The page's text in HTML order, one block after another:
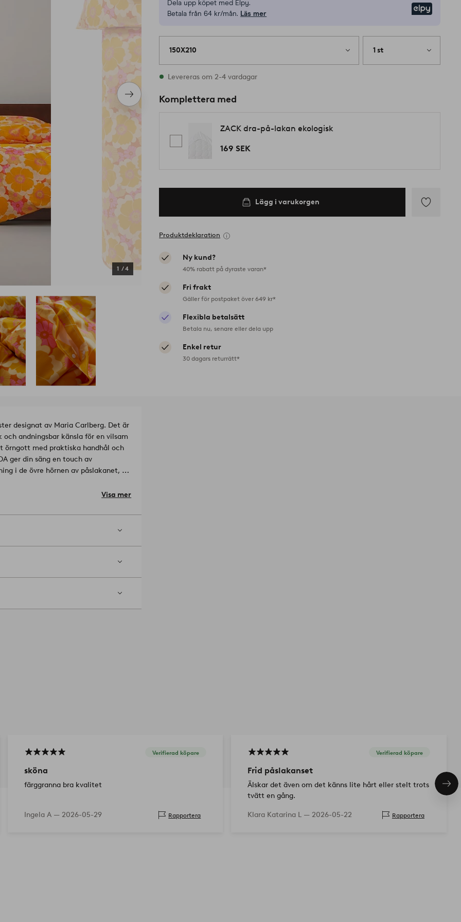
Nästa
produkt
1 /4
Dela upp köpet med Elpy.
Betala från 64 kr/mån. Läs mer
150X210 1 st
I lager
Levereras om 2-4 vardagar
Komplettera med
ZACK dra-på-lakan ekologisk
169 SEK
Lägg i varukorgen
Produktdeklaration
Ny kund?
40% rabatt på dyraste varan*
Fri frakt
Gäller för postpaket över 649 kr*
Flexibla betalsätt
Betala nu, senare eller dela upp
Enkel retur
30 dagars returrätt*
designat av Maria Carlberg. Det är
andningsbar känsla för en vilsam
örngott med praktiska handhål och
ger din säng en touch av
i de övre hörnen av påslakanet, för
Design:Visa mer
Verifierad köpare
sköna
färggranna bra kvalitet
Ingela A — 2026-05-29 Rapportera
Verifierad köpare
Frid påslakanset
Älskar det även om det känns lite hårt eller stelt trots
tvätt en gång.
Klara Katarina L — 2026-05-22 Rapportera